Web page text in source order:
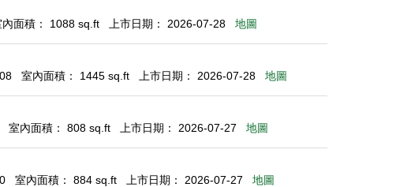
內面積： 1088 sq.ft 上市日期： 2026-07-28 地圖
室內面積： 1445 sq.ft 上市日期： 2026-07-28 地圖
室內面積： 808 sq.ft 上市日期： 2026-07-27 地圖
室內面積： 884 sq.ft 上市日期： 2026-07-27 地圖